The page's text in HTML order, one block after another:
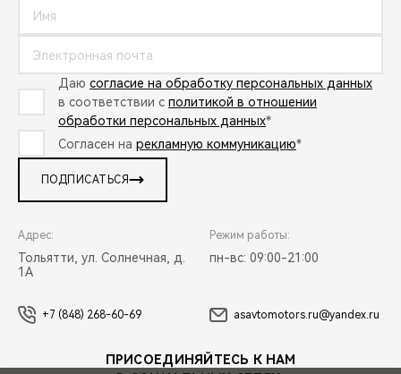
Даю согласие на обработку персональных данных
в соответствии с политикой в отношении
обработки персональных данных*
Согласен на рекламную коммуникацию*
ПОДПИСАТЬСЯ
Адрес:
Тольятти, ул. Солнечная, д.
1А
Режим работы:
пн-вс: 09:00-21:00
+7 (848) 268-60-69 asavtomotors.ru@yandex.ru
ПРИСОЕДИНЯЙТЕСЬ К НАМ